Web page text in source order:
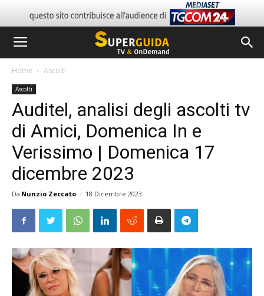
Home Ascolti
Ascolti
Auditel, analisi degli ascolti tv
di Amici, Domenica In e
Verissimo | Domenica 17
dicembre 2023
Da Nunzio Zeccato - 18 Dicembre 2023